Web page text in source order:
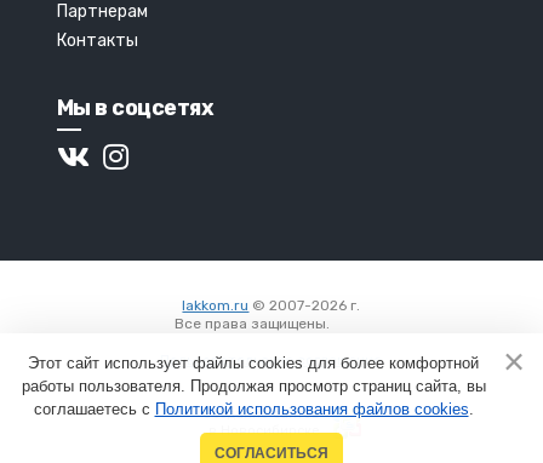
Партнерам
Контакты
Мы в соцсетях
lakkom.ru © 2007-2026 г.
Все права защищены.
Пользовательское соглашение
Создание сайтов
в Новосибирске
Этот сайт использует файлы cookies для более комфортной
работы пользователя. Продолжая просмотр страниц сайта, вы
соглашаетесь с Политикой использования файлов cookies.
СОГЛАСИТЬСЯ